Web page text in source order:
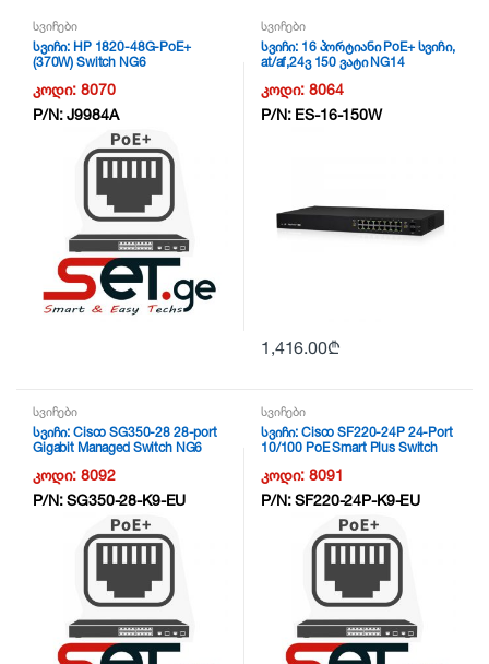
სვიჩები
სვიჩი: HP 1820-48G-PoE+
(370W) Switch NG6
კოდი:8070
P/N:J9984A
სვიჩები
სვიჩი: 16 პორტიანი PoE+ სვიჩი,
at/af,24ვ 150 ვატი NG14
კოდი:8064
P/N: ES-16-150W
1,416.00₾
სვიჩები
სვიჩი: Cisco SG350-28 28-port
Gigabit Managed Switch NG6
კოდი:8092
P/N:SG350-28-K9-EU
სვიჩები
სვიჩი: Cisco SF220-24P 24-Port
10/100 PoE Smart Plus Switch
კოდი:8091
P/N:SF220-24P-K9-EU